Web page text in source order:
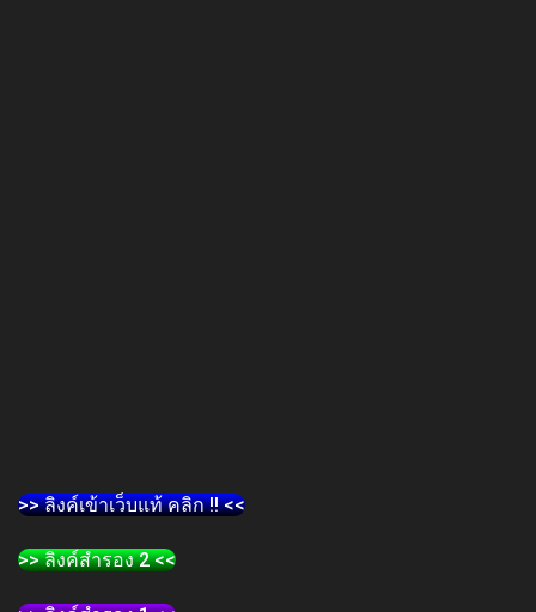
>> ลิงค์เข้าเว็บแท้ คลิก !! <<
>> ลิงค์สำรอง 2 <<